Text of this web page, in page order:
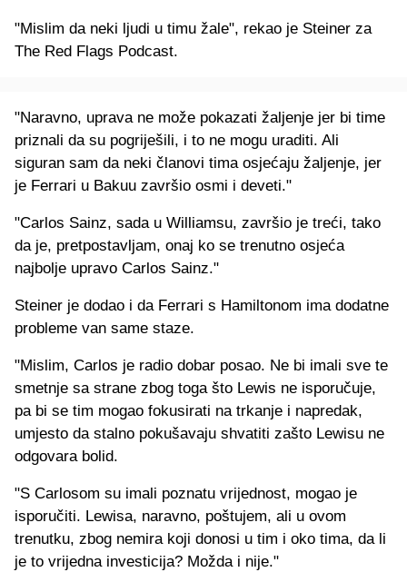
"Mislim da neki ljudi u timu žale", rekao je Steiner za
The Red Flags Podcast.
"Naravno, uprava ne može pokazati žaljenje jer bi time
priznali da su pogriješili, i to ne mogu uraditi. Ali
siguran sam da neki članovi tima osjećaju žaljenje, jer
je Ferrari u Bakuu završio osmi i deveti."
"Carlos Sainz, sada u Williamsu, završio je treći, tako
da je, pretpostavljam, onaj ko se trenutno osjeća
najbolje upravo Carlos Sainz."
Steiner je dodao i da Ferrari s Hamiltonom ima dodatne
probleme van same staze.
"Mislim, Carlos je radio dobar posao. Ne bi imali sve te
smetnje sa strane zbog toga što Lewis ne isporučuje,
pa bi se tim mogao fokusirati na trkanje i napredak,
umjesto da stalno pokušavaju shvatiti zašto Lewisu ne
odgovara bolid.
"S Carlosom su imali poznatu vrijednost, mogao je
isporučiti. Lewisa, naravno, poštujem, ali u ovom
trenutku, zbog nemira koji donosi u tim i oko tima, da li
je to vrijedna investicija? Možda i nije."